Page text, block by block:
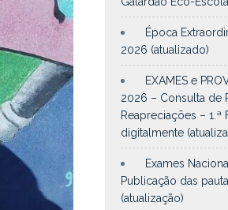
Época
2026 (atualizado)
EXAMES e
2026 – Consulta de
Reapreciações – 1.ª
digitalmente
Exames
Publicação das
(atualização)